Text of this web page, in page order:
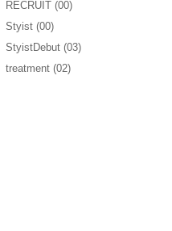
RECRUIT (00)
Styist (00)
StyistDebut (03)
treatment (02)